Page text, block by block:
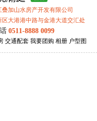
叠加山水房产开发有限公司
区大港港中路与金港大道交汇处
0511-8888 0099
交通配套 我要团购 相册 户型图